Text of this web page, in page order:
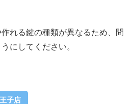
れる鍵の種類が異なるため、問
にしてください。
子店